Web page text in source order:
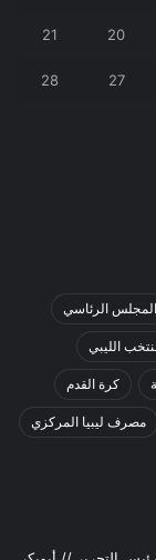
20
21
27
28
المجلس الرئاسي
الليبي
كرة القدم
مصرف ليبيا المركزي